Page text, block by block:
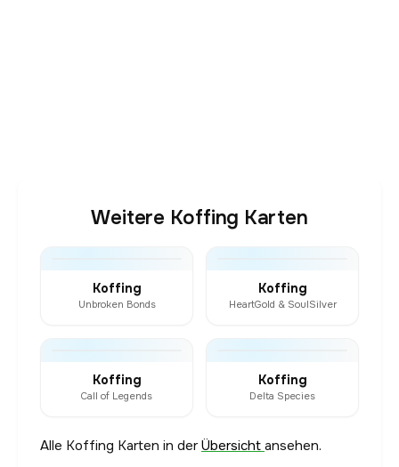
Weitere Koffing Karten
Koffing
Unbroken Bonds
Koffing
HeartGold & SoulSilver
Koffing
Call of Legends
Koffing
Delta Species
Alle Koffing Karten in derÜbersicht ansehen.